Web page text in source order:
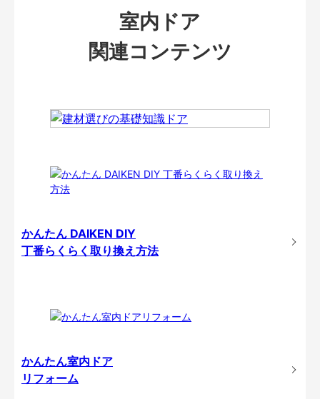
室内ドア
関連コンテンツ
かんたん DAIKEN DIY
丁番らくらく取り換え方法
かんたん室内ドア
リフォーム